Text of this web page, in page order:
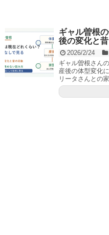
ギャル曽根
後の変化と
2026/2/24
ギャル曽根さん
産後の体型変化
リータさんとの